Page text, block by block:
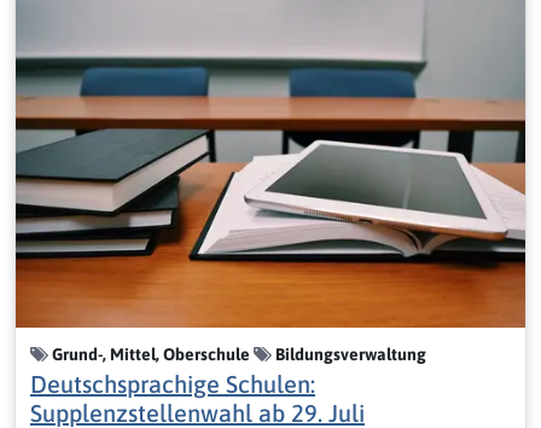
Grund-, Mittel, Oberschule Bildungsverwaltung
Deutschsprachige Schulen:
Supplenzstellenwahl ab 29. Juli